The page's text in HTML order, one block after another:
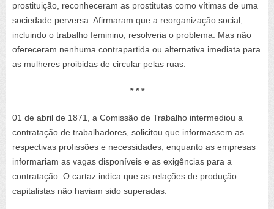
prostituição, reconheceram as prostitutas como vítimas de uma
sociedade perversa. Afirmaram que a reorganização social,
incluindo o trabalho feminino, resolveria o problema. Mas não
ofereceram nenhuma contrapartida ou alternativa imediata para
as mulheres proibidas de circular pelas ruas.
* * *
01 de abril de 1871, a Comissão de Trabalho intermediou a
contratação de trabalhadores, solicitou que informassem as
respectivas profissões e necessidades, enquanto as empresas
informariam as vagas disponíveis e as exigências para a
contratação. O cartaz indica que as relações de produção
capitalistas não haviam sido superadas.